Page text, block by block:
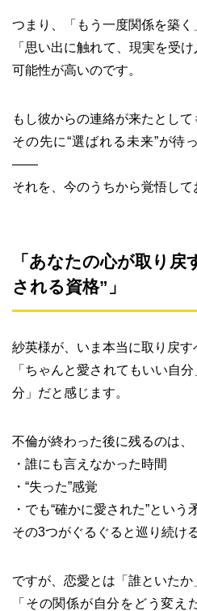
つまり、「もう一度関係を築く
「思い出に触れて、現実を受
可能性が高いのです。
もし彼からの連絡が来たとして
その先に“選ばれる未来”が待
――
それを、今のうちから覚悟して
「あなたの心が取り
される資格”」
紗英様が、いま本当に取り戻す
「ちゃんと愛されてもいい自
分」だと感じます。
不倫が終わった後に残るのは、
・誰にも言えなかった時間
・“失った”感覚
・でも“確かに愛された”という
その3つがぐるぐると巡り続け
ですが、恋愛とは「誰といたか
「その関係が自分をどう変え